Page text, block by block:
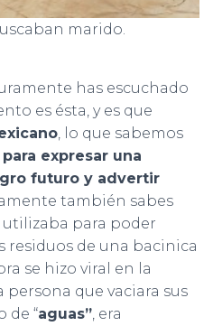
marido.
has escuchado
es ésta, y es que
, lo que sabemos
expresar una
futuro y advertir
también sabes
utilizaba para poder
residuos de una bacinica
se hizo viral en la
que vaciara sus
de “aguas”, era